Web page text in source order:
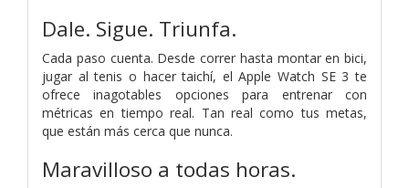
Dale. Sigue. Triunfa.
Cada paso cuenta. Desde correr hasta montar en bici,
jugar al tenis o hacer taichí, el Apple Watch SE 3 te
ofrece inagotables opciones para entrenar con
métricas en tiempo real. Tan real como tus metas,
que están más cerca que nunca.
Maravilloso a todas horas.